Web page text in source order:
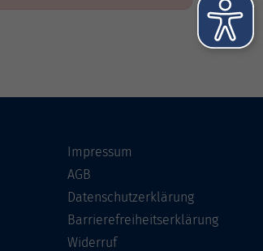
Impressum
AGB
Datenschutzerklärung
Barrierefreiheitserklärung
Widerruf